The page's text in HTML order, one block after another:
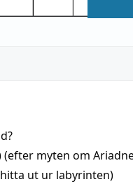
?
myten om
hitta ut ur labyrinten)